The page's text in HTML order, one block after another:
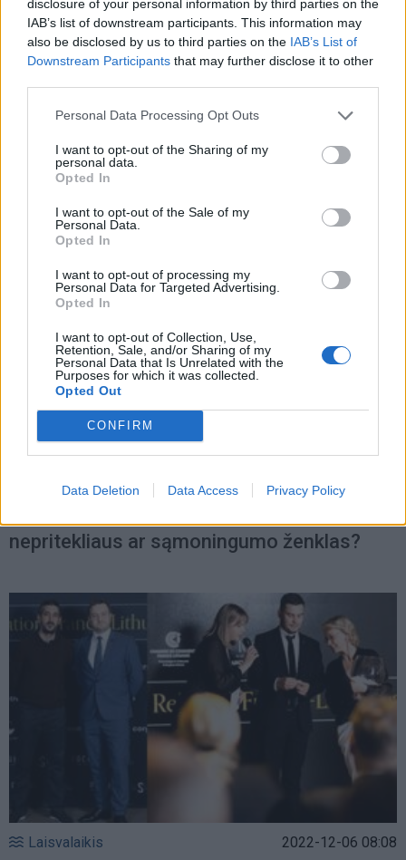
disclosure of your personal information by third parties on the
IAB’s list of downstream participants. This information may
also be disclosed by us to third parties on the IAB’s List of
Downstream Participants that may further disclose it to other
Personal Data Processing Opt Outs
I want to opt-out of the Sharing of my
personal data.
Opted In
I want to opt-out of the Sale of my
Personal Data.
Opted In
I want to opt-out of processing my
Personal Data for Targeted Advertising.
Opted In
I want to opt-out of Collection, Use,
Retention, Sale, and/or Sharing of my
Personal Data that Is Unrelated with the
Purposes for which it was collected.
Opted Out
CONFIRM
Data Deletion Data Access Privacy Policy
Dar tinkamas vartoti maistas – pirmiausia
labdarai, tik po to – sunaikinti
nepritekliaus ar sąmoningumo ženklas?
Laisvalaikis 2022-12-06 08:08